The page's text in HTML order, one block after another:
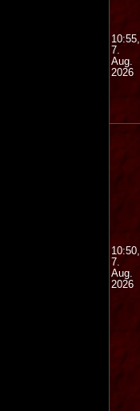
10:55,
7.
Aug.
2026
10:50,
7.
Aug.
2026